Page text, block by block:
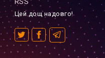
RSS
Цей дощ надовго!